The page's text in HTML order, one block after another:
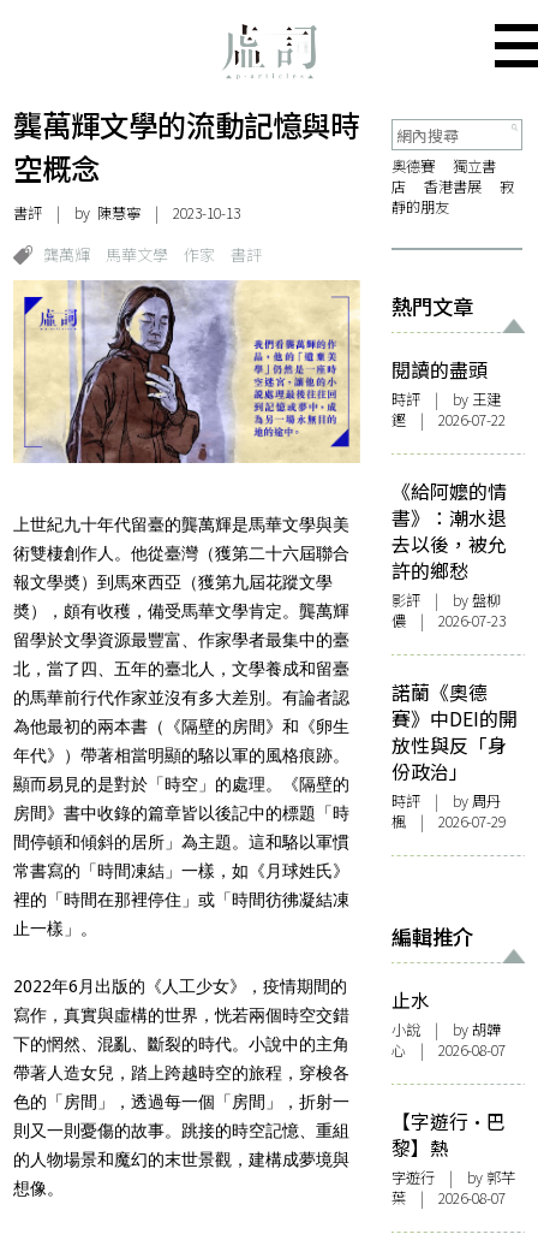
龔萬輝文學的流動記憶與時
空概念
書評 | by 陳慧寧 | 2023-10-13
龔萬輝 馬華文學 作家 書評
上世紀九十年代留臺的龔萬輝是馬華文學與美
術雙棲創作人。他從臺灣（獲第二十六屆聯合
報文學奬）到馬來西亞（獲第九屆花蹤文學
奬），頗有收穫，備受馬華文學肯定。龔萬輝
留學於文學資源最豐富、作家學者最集中的臺
北，當了四、五年的臺北人，文學養成和留臺
的馬華前行代作家並沒有多大差別。有論者認
為他最初的兩本書（《隔壁的房間》和《卵生
年代》）帶著相當明顯的駱以軍的風格痕跡。
顯而易見的是對於「時空」的處理。《隔壁的
房間》書中收錄的篇章皆以後記中的標題「時
間停頓和傾斜的居所」為主題。這和駱以軍慣
常書寫的「時間凍結」一樣，如《月球姓氏》
裡的「時間在那裡停住」或「時間彷彿凝結凍
止一樣」。
2022年6 月出版的《人工少女》，疫情期間的
寫作，真實與虛構的世界，恍若兩個時空交錯
下的惘然、混亂、斷裂的時代。小說中的主角
帶著人造女兒，踏上跨越時空的旅程，穿梭各
色的「房間」，透過每一個「房間」，折射一
則又一則憂傷的故事。跳接的時空記憶、重組
的人物場景和魔幻的末世景觀，建構成夢境與
想像。
奧德賽
獨立書
店
香港書展
寂
靜的朋友
熱門文章
閱讀的盡頭
時評 | by 王建
鏗 | 2026-07-22
《給阿嬤的情
書》：潮水退
去以後，被允
許的鄉愁
影評 | by 盤柳
儂 | 2026-07-23
諾蘭《奧德
賽》中DEI的開
放性與反「身
份政治」
時評 | by周丹
楓 | 2026-07-29
編輯推介
止水
小說 | by 胡韡
心 | 2026-08-07
【字遊行·巴
黎】熱
字遊行 | by 郭芊
葉 | 2026-08-07